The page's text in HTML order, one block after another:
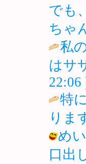
でも
ちゃ
私
はサ
22:06
特
りま
め
口出